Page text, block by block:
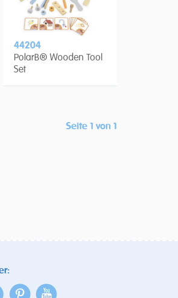
44204
PolarB® Wooden Tool
Set
Seite 1 von 1